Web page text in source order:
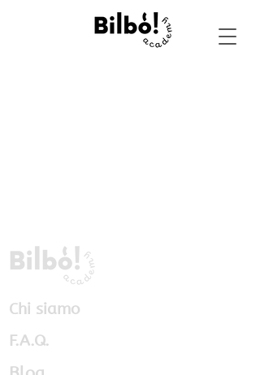
Chi siamo
F.A.Q.